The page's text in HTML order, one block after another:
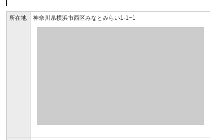
所在地 神奈川県横浜市西区みなとみらい1-1−1